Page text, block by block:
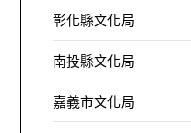
彰化縣文化局
南投縣文化局
嘉義市文化局